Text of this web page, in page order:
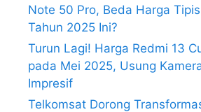
Note 50 Pro, Beda Harga
Tahun 2025 Ini?
Turun Lagi! Harga Redmi 13
pada Mei 2025, Usung
Impresif
Telkomsat Dorong